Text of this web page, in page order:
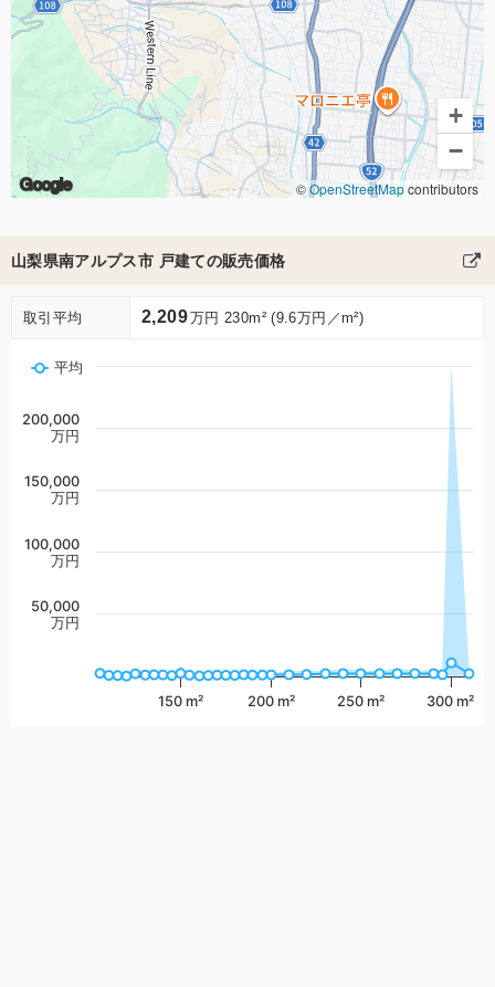
Google
+
−
©OpenStreetMapcontributors
山梨県南アルプス市 戸建ての販売価格
取引平均 2,209万円 230m² (9.6万円／m²)
平均
150 m² 200 m² 250 m² 300 m²
50,000
万円
100,000
万円
150,000
万円
200,000
万円